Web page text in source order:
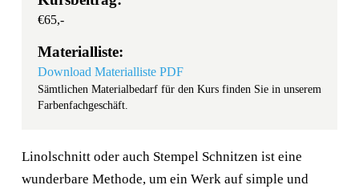
€65,-
Materialliste:
Download Materialliste PDF
Sämtlichen Materialbedarf für den Kurs finden Sie in unserem
Farbenfachgeschäft.
Linolschnitt oder auch Stempel Schnitzen ist eine
wunderbare Methode, um ein Werk auf simple und